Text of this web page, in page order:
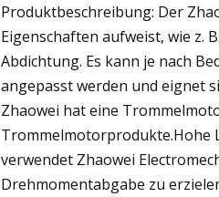
Produktbeschreibung: Der
Eigenschaften aufweist, wie z.
Abdichtung. Es kann je nach
angepasst werden und eignet
Zhaowei hat eine
Trommelmotorprodukte.Hohe
verwendet Zhaowei
Drehmomentabgabe zu